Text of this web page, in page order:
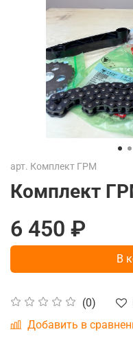
арт. Комплект ГРМ
Комплект
(0)
Добавить в
6 450 ₽
В